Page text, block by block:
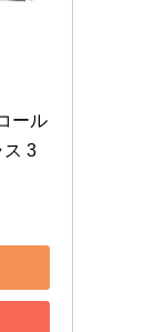
ール
ス 3